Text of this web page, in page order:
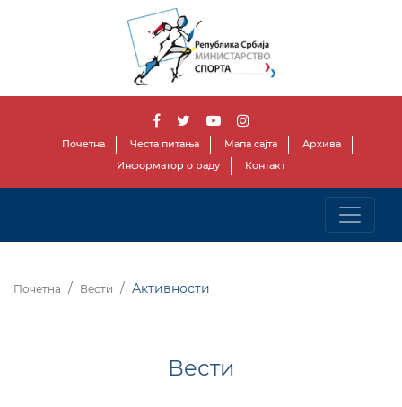
Почетна Честа питања Мапа сајта
Архива
Информатор о раду
Контакт
Почетна Вести Активности
Вести